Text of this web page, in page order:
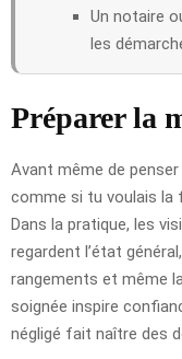
Un notaire
les
Préparer la
Avant même de
comme si tu voulais la
Dans la pratique, les
regardent l’état
rangements et même
soignée inspire
négligé fait naître des